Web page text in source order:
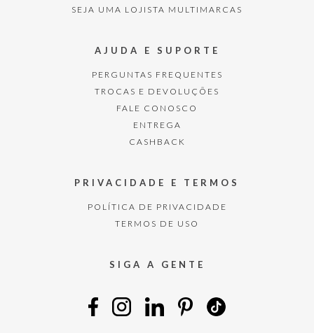
SEJA UMA LOJISTA MULTIMARCAS
AJUDA E SUPORTE
PERGUNTAS FREQUENTES
TROCAS E DEVOLUÇÕES
FALE CONOSCO
ENTREGA
CASHBACK
PRIVACIDADE E TERMOS
POLÍTICA DE PRIVACIDADE
TERMOS DE USO
SIGA A GENTE